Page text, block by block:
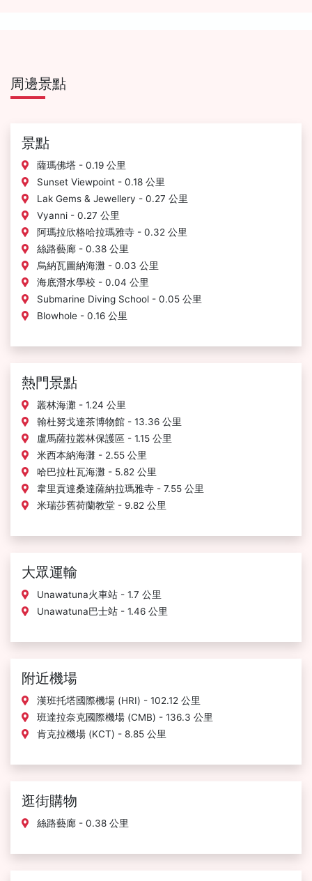
周邊景點
景點
薩瑪佛塔 - 0.19 公里
Sunset Viewpoint - 0.18 公里
Lak Gems & Jewellery - 0.27 公里
Vyanni - 0.27 公里
阿瑪拉欣格哈拉瑪雅寺 - 0.32 公里
絲路藝廊 - 0.38 公里
烏納瓦圖納海灘 - 0.03 公里
海底潛水學校 - 0.04 公里
Submarine Diving School - 0.05 公里
Blowhole - 0.16 公里
熱門景點
叢林海灘 - 1.24 公里
翰杜努戈達茶博物館 - 13.36 公里
盧馬薩拉叢林保護區 - 1.15 公里
米西本納海灘 - 2.55 公里
哈巴拉杜瓦海灘 - 5.82 公里
韋里貢達桑達薩納拉瑪雅寺 - 7.55 公里
米瑞莎舊荷蘭教堂 - 9.82 公里
大眾運輸
Unawatuna火車站 - 1.7 公里
Unawatuna巴士站 - 1.46 公里
附近機場
漢班托塔國際機場 (HRI) - 102.12 公里
班達拉奈克國際機場 (CMB) - 136.3 公里
肯克拉機場 (KCT) - 8.85 公里
逛街購物
絲路藝廊 - 0.38 公里